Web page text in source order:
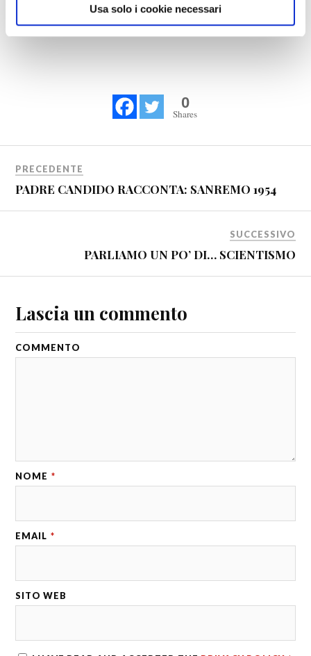
Usa solo i cookie necessariEMILIO BIAGINI
0
Shares
PRECEDENTE
PADRE CANDIDO RACCONTA: SANREMO 1954
SUCCESSIVO
PARLIAMO UN PO’ DI… SCIENTISMO
Lascia un commento
COMMENTO
NOME *
EMAIL *
SITO WEB